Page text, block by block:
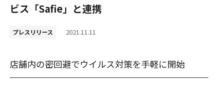
事業紹介
サービス紹介
サステナビリティ
ビス「Safie」と連携
プレスリリース 2021.11.11
店舗内の密回避でウイルス対策を手軽に開始